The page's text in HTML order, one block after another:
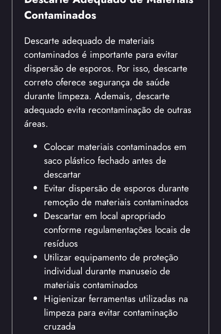
Contaminados
Descarte adequado de materiais
contaminados é importante para evitar
dispersão de esporos. Por isso, descarte
correto oferece segurança de saúde
durante limpeza. Ademais, descarte
adequado evita recontaminação de outras
áreas.
Colocar materiais contaminados em
saco plástico fechado antes de
descartar
Evitar dispersão de esporos durante
remoção de materiais contaminados
Descartar em local apropriado
conforme regulamentações locais de
resíduos
Utilizar equipamento de proteção
individual durante manuseio de
materiais contaminados
Higienizar ferramentas utilizadas na
limpeza para evitar contaminação
cruzada